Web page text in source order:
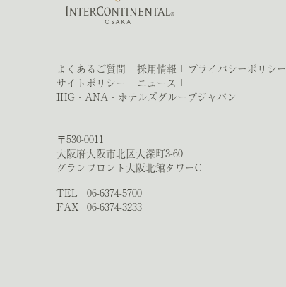
よくあるご質問 採用情報
プライバシーポリシー
サイトポリシー
ニュース
IHG・ANA・ホテルズグループジャパン
〒530-0011
大阪府大阪市北区大深町3-60
グランフロント大阪北館タワーC
TEL
06-6374-5700
FAX 06-6374-3233